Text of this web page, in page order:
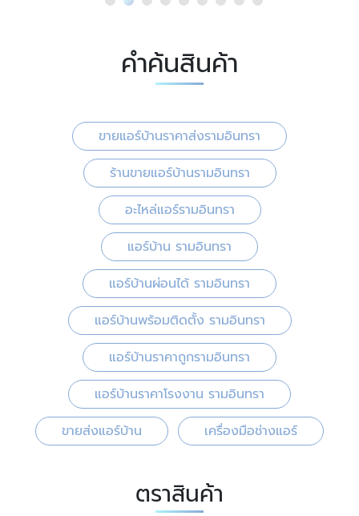
คำค้นสินค้า
ขายแอร์บ้านราคาส่งรามอินทรา
ร้านขายแอร์บ้านรามอินทรา
อะไหล่แอร์รามอินทรา
แอร์บ้าน รามอินทรา
แอร์บ้านผ่อนได้ รามอินทรา
แอร์บ้านพร้อมติดตั้ง รามอินทรา
แอร์บ้านราคาถูกรามอินทรา
แอร์บ้านราคาโรงงาน รามอินทรา
ขายส่งแอร์บ้าน
เครื่องมือช่างแอร์
ตราสินค้า